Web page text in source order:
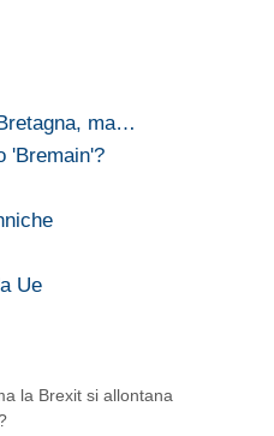
ma…
'Bremain'?
Ue
la Brexit si allontana